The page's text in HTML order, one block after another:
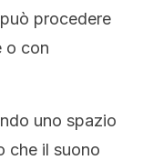
procedere
o con
uno spazio
che il suono